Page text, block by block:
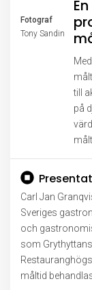
Fotograf
Tony Sandin
till
på
Carl Jan
Sveriges
och
som
måltid